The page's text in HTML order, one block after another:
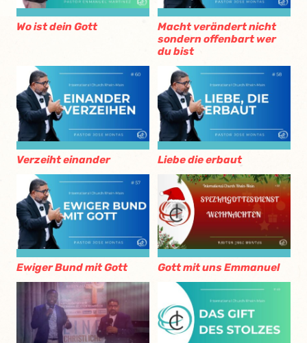
Wo ist dein Gott
Macht verändert nicht
sondern offenbart wer
du bist
Verzeiht einander Liebe die erbaut
Ewiger Bund mit Gott Gott mit uns Emmanuel